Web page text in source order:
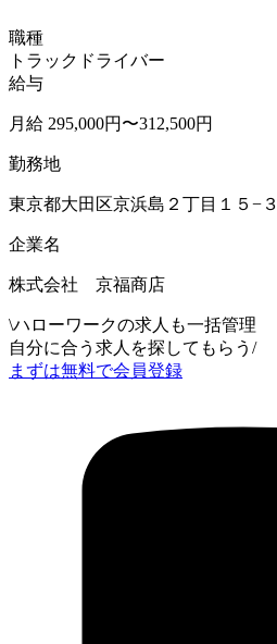
職種
トラックドライバー
給与
月給 295,000円〜312,500円
勤務地
東京都大田区京浜島２丁目１５−３
企業名
株式会社 京福商店
\ハローワークの求人も一括管理
自分に合う求人を探してもらう /
まずは無料で会員登録